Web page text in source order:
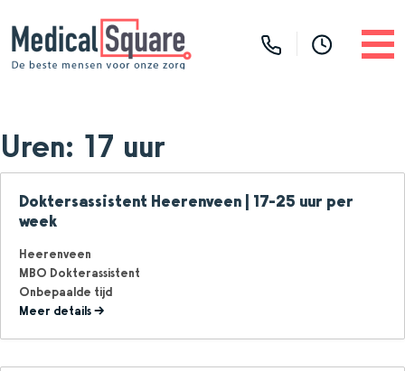
Uren: 17 uur
Doktersassistent Heerenveen | 17-25 uur per
week
Heerenveen
MBO Dokterassistent
Onbepaalde tijd
Meer details